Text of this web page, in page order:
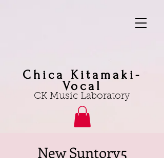
Chica Kitamaki-
Vocal
CK Music Laboratory
New Suntory5